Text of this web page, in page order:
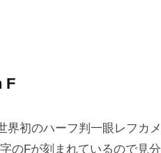
F
界初のハーフ判一眼レフカ
のFが刻まれているので見